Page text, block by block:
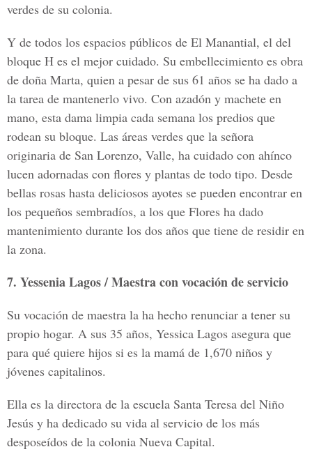
verdes de su colonia.
Y de todos los espacios públicos de El Manantial, el del
bloque H es el mejor cuidado. Su embellecimiento es obra
de doña Marta, quien a pesar de sus 61 años se ha dado a
la tarea de mantenerlo vivo. Con azadón y machete en
mano, esta dama limpia cada semana los predios que
rodean su bloque. Las áreas verdes que la señora
originaria de San Lorenzo, Valle, ha cuidado con ahínco
lucen adornadas con flores y plantas de todo tipo. Desde
bellas rosas hasta deliciosos ayotes se pueden encontrar en
los pequeños sembradíos, a los que Flores ha dado
mantenimiento durante los dos años que tiene de residir en
la zona.
7. Yessenia Lagos / Maestra con vocación de servicio
Su vocación de maestra la ha hecho renunciar a tener su
propio hogar. A sus 35 años, Yessica Lagos asegura que
para qué quiere hijos si es la mamá de 1,670 niños y
jóvenes capitalinos.
Ella es la directora de la escuela Santa Teresa del Niño
Jesús y ha dedicado su vida al servicio de los más
desposeídos de la colonia Nueva Capital.